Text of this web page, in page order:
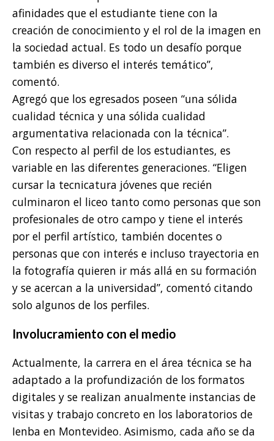
afinidades que el estudiante tiene con la
creación de conocimiento y el rol de la imagen en
la sociedad actual. Es todo un desafío porque
también es diverso el interés temático”,
comentó.
Agregó que los egresados poseen “una sólida
cualidad técnica y una sólida cualidad
argumentativa relacionada con la técnica”.
Con respecto al perfil de los estudiantes, es
variable en las diferentes generaciones. “Eligen
cursar la tecnicatura jóvenes que recién
culminaron el liceo tanto como personas que son
profesionales de otro campo y tiene el interés
por el perfil artístico, también docentes o
personas que con interés e incluso trayectoria en
la fotografía quieren ir más allá en su formación
y se acercan a la universidad”, comentó citando
solo algunos de los perfiles.
Involucramiento con el medio
Actualmente, la carrera en el área técnica se ha
adaptado a la profundización de los formatos
digitales y se realizan anualmente instancias de
visitas y trabajo concreto en los laboratorios de
Ienba en Montevideo. Asimismo, cada año se da